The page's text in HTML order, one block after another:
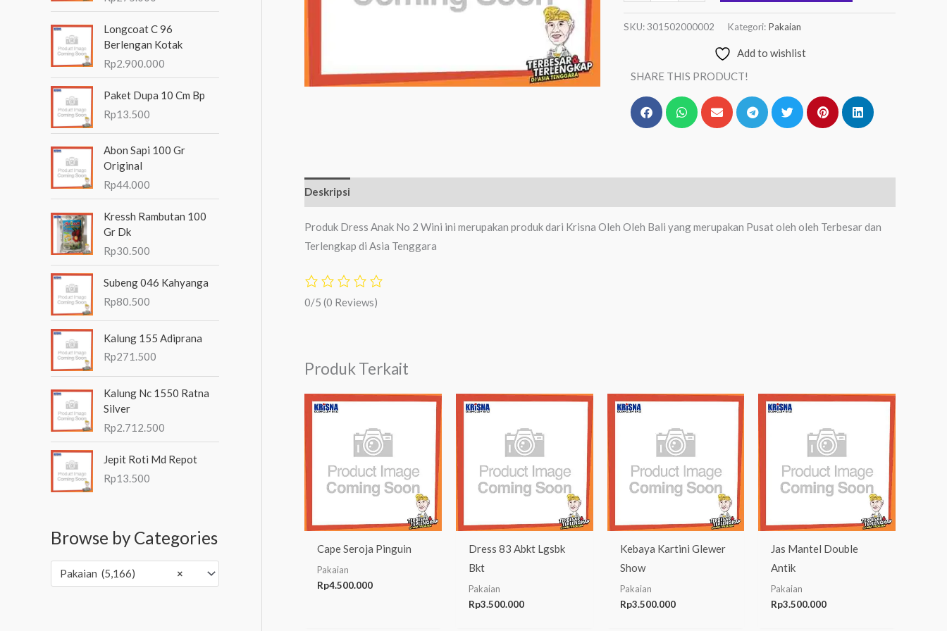
n
t
k
Longcoat C 96
Berlengan Kotak
Rp2.900.000
Paket Dupa 10 Cm Bp
Rp13.500
Abon Sapi 100 Gr
Original
Rp44.000
Kressh Rambutan 100
Gr Dk
Rp30.500
Subeng 046 Kahyanga
Rp80.500
Kalung 155 Adiprana
Rp271.500
Kalung Nc 1550 Ratna
Silver
Rp2.712.500
Jepit Roti Md Repot
Rp13.500
Browse by Categories
×
Pakaian (5,166)
SKU:301502000002 Kategori: Pakaian
Add to wishlist
SHARE THIS PRODUCT!
Deskripsi
Produk Dress Anak No 2 Wini ini merupakan produk dari Krisna Oleh Oleh Bali yang merupakan Pusat oleh oleh Terbesar dan
Terlengkap di Asia Tenggara
0/5 (0 Reviews)
Produk Terkait
Cape Seroja Pinguin
Pakaian
Rp4.500.000
Dress 83 Abkt Lgsbk
Bkt
Pakaian
Rp3.500.000
Kebaya Kartini Glewer
Show
Pakaian
Rp3.500.000
Jas Mantel Double
Antik
Pakaian
Rp3.500.000